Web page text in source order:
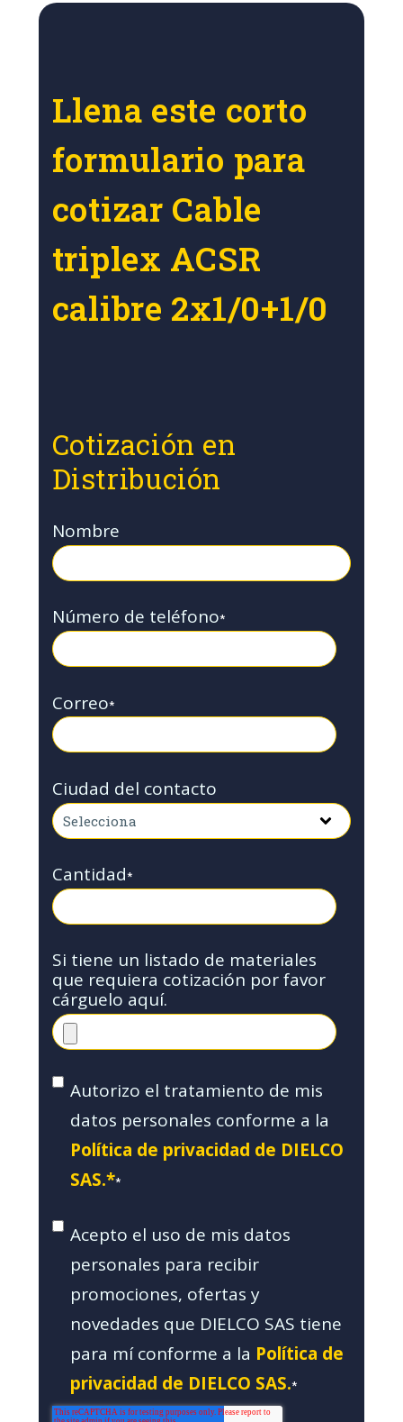
Llena este corto
formulario para
cotizar Cable
triplex ACSR
calibre 2x1/0+1/0
Cotización en
Distribución
Nombre
Número de teléfono*
Correo*
Ciudad del contacto
Cantidad*
Si tiene un listado de materiales
que requiera cotización por favor
cárguelo aquí.
Autorizo el tratamiento de mis
datos personales conforme a la
Política de privacidad de DIELCO
SAS.**
Acepto el uso de mis datos
personales para recibir
promociones, ofertas y
novedades que DIELCO SAS tiene
para mí conforme a la Política de
privacidad de DIELCO SAS.*